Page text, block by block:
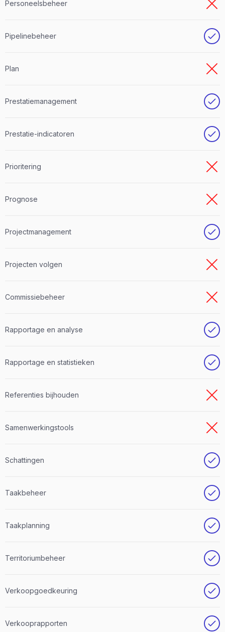
Personeelsbeheer
Pipelinebeheer
Plan
Prestatiemanagement
Prestatie-indicatoren
Prioritering
Prognose
Projectmanagement
Projecten volgen
Commissiebeheer
Rapportage en analyse
Rapportage en statistieken
Referenties bijhouden
Samenwerkingstools
Schattingen
Taakbeheer
Taakplanning
Territoriumbeheer
Verkoopgoedkeuring
Verkooprapporten